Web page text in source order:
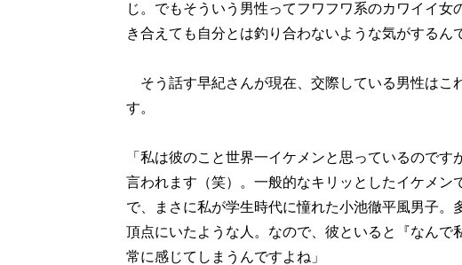
じ。でもそういう男性ってフワフワ系のカワイイ
き合えても自分とは釣り合わないような気がするん
そう話す早紀さんが現在、交際している男性はこ
す。
「私は彼のこと世界一イケメンと思っているので
言われます（笑）。一般的なキリッとしたイケメン
で、まさに私が学生時代に憧れた小池徹平風男子
頂点にいたような人。なので、彼といると『なん
常に感じてしまうんですよね」